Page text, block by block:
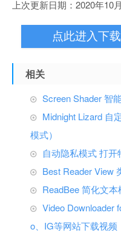
上次更新日期：2020年10
点此进入下
相关
Screen Shader 智
Midnight Lizard 自
模式）
自动隐私模式 打
Best Reader View
ReadBee 简化文
Video Downloader
o、IG等网站下载视频